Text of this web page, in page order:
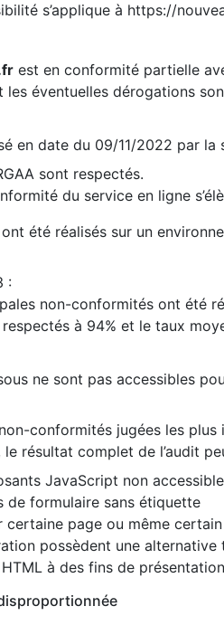
s’applique à https://
est en conformité partielle
éventuelles dérogations
en date du 09/11/2022 par
sont respectés.
du service en ligne
été réalisés sur un
:
non-conformités ont été
respectés à 94% et le taux
ne sont pas accessibles
conformités jugées les
le résultat complet de l’audit
JavaScript non
de formulaire sans étiquette
certaine page ou même
possèdent une alternative
à des fins de